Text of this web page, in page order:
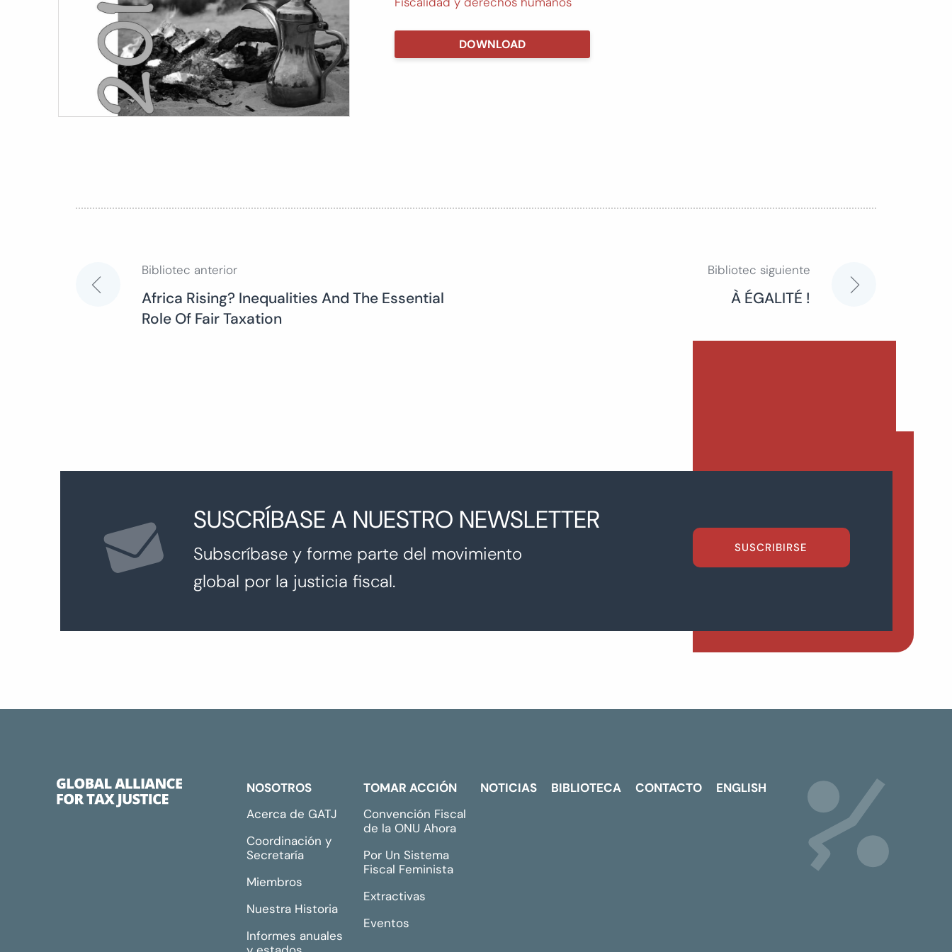
DOWNLOAD
Navegación
Bibliotec anterior
Africa Rising? Inequalities And The Essential
Role Of Fair Taxation
Bibliotec siguiente
À ÉGALITÉ !
SUSCRÍBASE A NUESTRO NEWSLETTER
Subscríbase y forme parte del movimiento
global por la justicia fiscal.
SUSCRIBIRSE
NOSOTROS
Acerca de GATJ
Coordinación y
Secretaría
Miembros
Nuestra Historia
Informes anuales
TOMAR ACCIÓN
Convención Fiscal
de la ONU Ahora
Por Un Sistema
Fiscal Feminista
Extractivas
Eventos
NOTICIAS BIBLIOTECA CONTACTO ENGLISH